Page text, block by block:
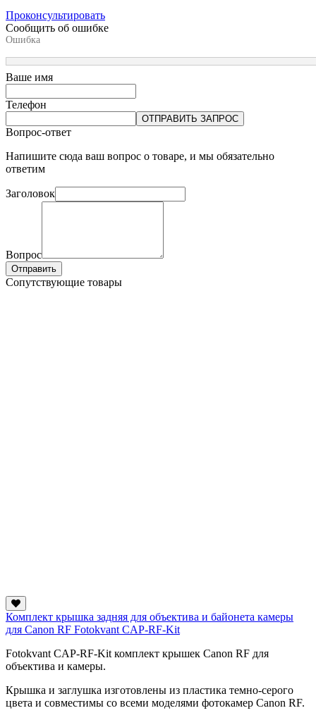
Проконсультировать
Сообщить об ошибке
Ошибка
Ваше имя
Телефон
ОТПРАВИТЬ ЗАПРОС
Вопрос-ответ
Напишите сюда ваш вопрос о товаре, и мы обязательно
ответим
Заголовок
Вопрос
Отправить
Сопутствующие товары
Комплект крышка задняя для объектива и байонета камеры
для Canon RF Fotokvant CAP-RF-Kit
Fotokvant CAP-RF-Kit комплект крышек Canon RF для
объектива и камеры.
Крышка и заглушка изготовлены из пластика темно-серого
цвета и совместимы со всеми моделями фотокамер Canon RF.